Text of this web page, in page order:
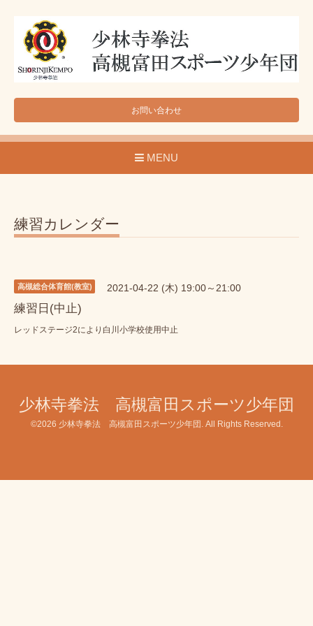
お問い合わせ
MENU
練習カレンダー
高槻総合体育館(教室) 2021-04-22 (木) 19:00～21:00
練習日(中止)
レッドステージ2により白川小学校使用中止
少林寺拳法 高槻富田スポーツ少年団
©2026 少林寺拳法 高槻富田スポーツ少年団 . All Rights Reserved.